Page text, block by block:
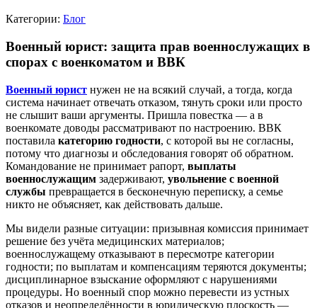
Категории: Блог
Военный юрист: защита прав военнослужащих в
спорах с военкоматом и ВВК
Военный юрист нужен не на всякий случай, а тогда, когда
система начинает отвечать отказом, тянуть сроки или просто
не слышит ваши аргументы. Пришла повестка — а в
военкомате доводы рассматривают по настроению. ВВК
поставила категорию годности, с которой вы не согласны,
потому что диагнозы и обследования говорят об обратном.
Командование не принимает рапорт, выплаты
военнослужащим задерживают, увольнение с военной
службы превращается в бесконечную переписку, а семье
никто не объясняет, как действовать дальше.
Мы видели разные ситуации: призывная комиссия принимает
решение без учёта медицинских материалов;
военнослужащему отказывают в пересмотре категории
годности; по выплатам и компенсациям теряются документы;
дисциплинарное взыскание оформляют с нарушениями
процедуры. Но военный спор можно перевести из устных
отказов и неопределённости в юридическую плоскость —